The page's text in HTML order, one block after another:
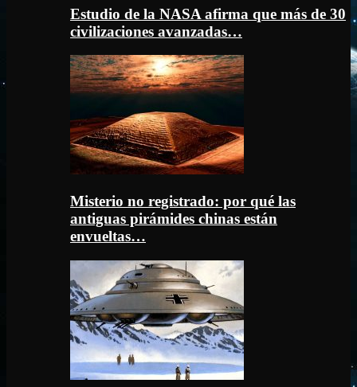
Estudio de la NASA afirma que más de 30
civilizaciones avanzadas…
Misterio no registrado: por qué las
antiguas pirámides chinas están
envueltas…